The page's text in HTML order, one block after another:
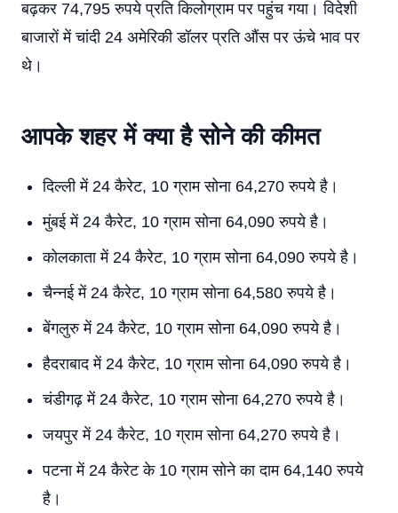
बढ़कर 74,795 रुपये प्रति किलोग्राम पर पहुंच गया। विदेशी
बाजारों में चांदी 24 अमेरिकी डॉलर प्रति औंस पर ऊंचे भाव पर
थे।
आपके शहर में क्या है सोने की कीमत
दिल्ली में 24 कैरेट, 10 ग्राम सोना 64,270 रुपये है।
मुंबई में 24 कैरेट, 10 ग्राम सोना 64,090 रुपये है।
कोलकाता में 24 कैरेट, 10 ग्राम सोना 64,090 रुपये है।
चैन्नई में 24 कैरेट, 10 ग्राम सोना 64,580 रुपये है।
बेंगलुरु में 24 कैरेट, 10 ग्राम सोना 64,090 रुपये है।
हैदराबाद में 24 कैरेट, 10 ग्राम सोना 64,090 रुपये है।
चंडीगढ़ में 24 कैरेट, 10 ग्राम सोना 64,270 रुपये है।
जयपुर में 24 कैरेट, 10 ग्राम सोना 64,270 रुपये है।
पटना में 24 कैरेट के 10 ग्राम सोने का दाम 64,140 रुपये
है।